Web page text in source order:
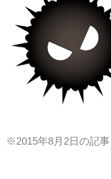
※2015年8月2日の記